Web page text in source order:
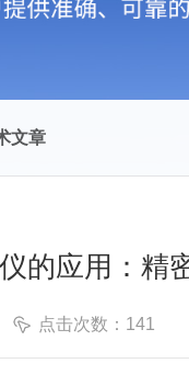
文章
的应用：精
点击次数：141